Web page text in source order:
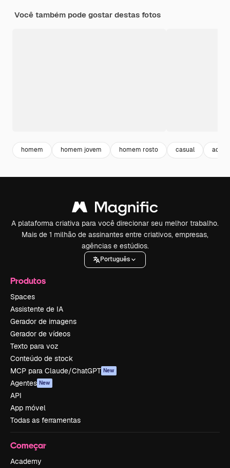
Você também pode gostar destas fotos
homem homem jovem homem rosto casual adulto
A plataforma criativa para você direcionar seu melhor trabalho.
Mais de 1 milhão de assinantes entre criativos, empresas,
agências e estúdios.
Português
Produtos
Spaces
Assistente de IA
Gerador de imagens
Gerador de vídeos
Texto para voz
Conteúdo de stock
MCP para Claude/ChatGPT New
Agentes New
API
App móvel
Todas as ferramentas
Começar
Academy